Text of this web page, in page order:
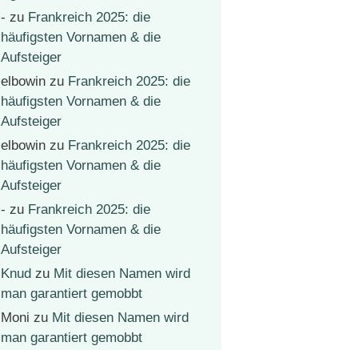
- zu Frankreich 2025: die
häufigsten Vornamen & die
Aufsteiger
elbowin zu Frankreich 2025: die
häufigsten Vornamen & die
Aufsteiger
elbowin zu Frankreich 2025: die
häufigsten Vornamen & die
Aufsteiger
- zu Frankreich 2025: die
häufigsten Vornamen & die
Aufsteiger
Knud zu Mit diesen Namen wird
man garantiert gemobbt
Moni zu Mit diesen Namen wird
man garantiert gemobbt